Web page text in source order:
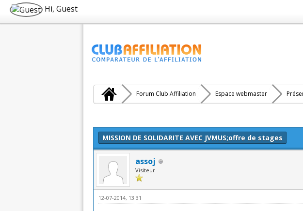
Hi, Guest
Forum Club Affiliation Espace webmaster
MISSION DE SOLIDARITE AVEC JVMUS;offre de stages
assoj
Visiteur
12-07-2014, 13:31